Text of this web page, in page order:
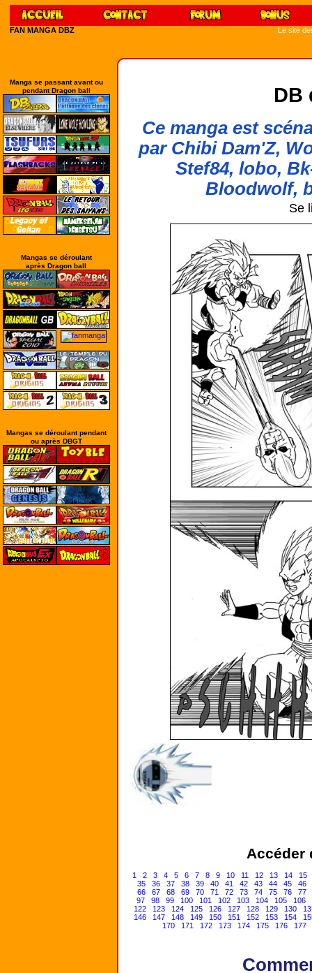
FAN MANGA DBZ Le site
Manga se passant avant ou
pendant Dragon ball
Mangas se déroulant
après Dragon ball
Mangas se déroulant pendant
ou après DBGT
DB
Ce manga est
par Chibi Dam'Z,
Stef84, lobo,
Bloodwolf,
Se
Accéder
1 2 3 4 5 6 7 8 9 10 11 12 13 14
15
35
36 37 38 39 40 41 42 43 44 45
46
66
67 68 69 70 71 72 73 74 75 76
77
97
98 99 100 101 102 103 104 105
106
122
123 124 125 126 127 128 129 130
146
147 148 149 150 151 152 153 154
170
171 172 173 174 175 176 177